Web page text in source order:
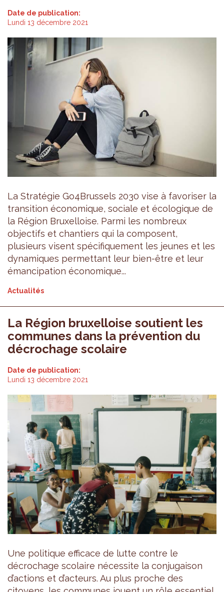
Date de publication:
Lundi 13 décembre 2021
La Stratégie Go4Brussels 2030 vise à favoriser la
transition économique, sociale et écologique de
la Région Bruxelloise. Parmi les nombreux
objectifs et chantiers qui la composent,
plusieurs visent spécifiquement les jeunes et les
dynamiques permettant leur bien-être et leur
émancipation économique...
Actualités
La Région bruxelloise soutient les
communes dans la prévention du
décrochage scolaire
Date de publication:
Lundi 13 décembre 2021
Une politique efficace de lutte contre le
décrochage scolaire nécessite la conjugaison
d’actions et d’acteurs. Au plus proche des